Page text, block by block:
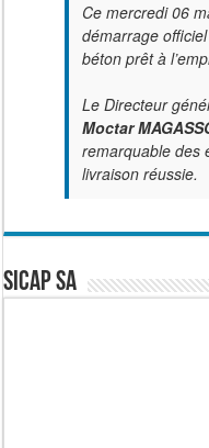
Ce mercredi 06
démarrage
béton prêt à
Le Directeur
Moctar
remarquable des
livraison réussie.
SICAP SA